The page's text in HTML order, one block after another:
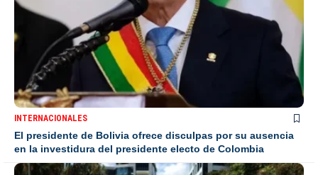
INTERNACIONALES
El presidente de Bolivia ofrece disculpas por su ausencia
en la investidura del presidente electo de Colombia